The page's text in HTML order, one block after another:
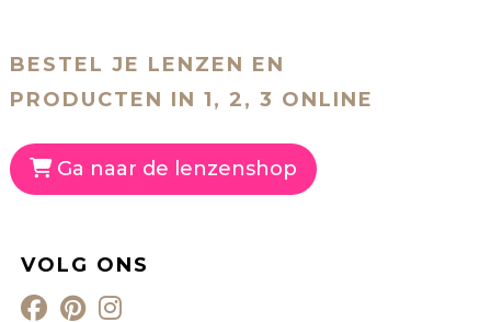
BESTEL JE LENZEN EN
PRODUCTEN IN 1, 2, 3 ONLINE
Ga naar de lenzenshop
VOLG ONS